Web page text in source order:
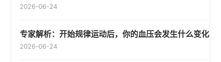
2026-06-24
专家解析：开始规律运动后，你的血压会发生什么变化
2026-06-24